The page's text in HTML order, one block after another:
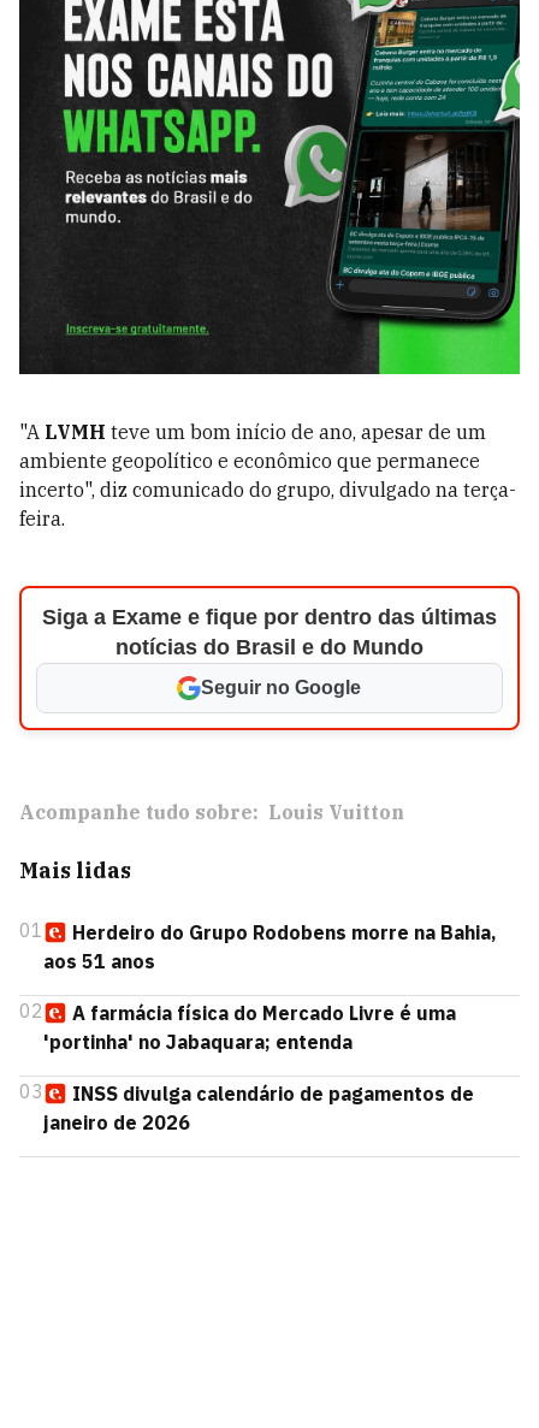
"A LVMH teve um bom início de ano, apesar de um
ambiente geopolítico e econômico que permanece
incerto", diz comunicado do grupo, divulgado na terça-
feira.
Siga a Exame e fique por dentro das últimas
notícias do Brasil e do Mundo
Seguir no Google
Acompanhe tudo sobre: Louis Vuitton
Mais lidas
01
Herdeiro do Grupo Rodobens morre na Bahia,
aos 51 anos
02
A farmácia física do Mercado Livre é uma
'portinha' no Jabaquara; entenda
03
INSS divulga calendário de pagamentos de
janeiro de 2026